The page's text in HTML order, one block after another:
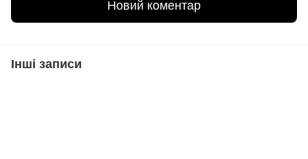
Новий коментар
Інші записи